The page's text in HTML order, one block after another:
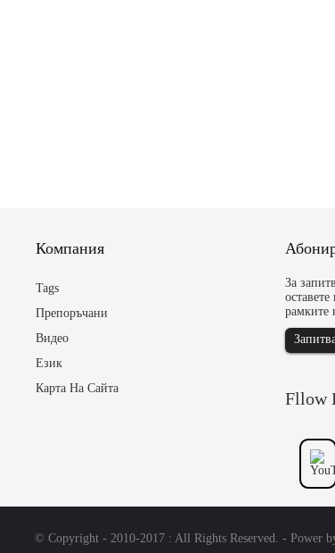
Компания
Tags
Препоръчани
Видео
Език
Карта На Сайта
За
рамките
Fllow
© Copyright - 2010-2017 : All Rights Reserved. - Power